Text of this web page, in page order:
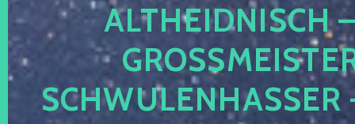
ALTHEIDNISCH
CHWULENHASSER